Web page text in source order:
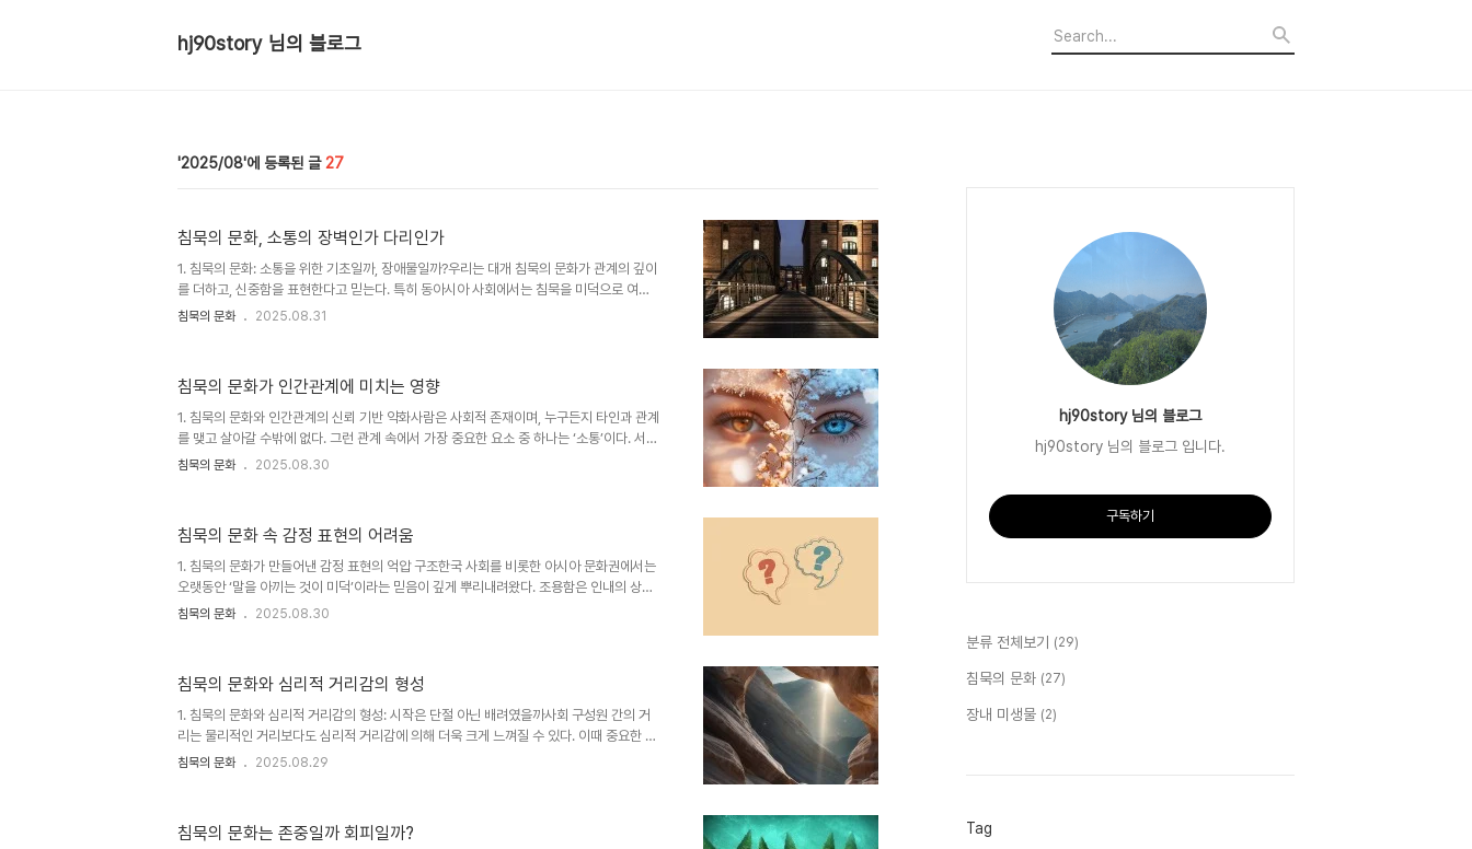
hj90story 님의 블로그
2025/08 27
침묵의 문화, 소통의 장벽인가 다리인가
1. 침묵의 문화: 소통을 위한 기초일까, 장애물일까?우리는 대개 침묵의 문화가 관계의 깊이
를 더하고, 신중함을 표현한다고 믿는다. 특히 동아시아 사회에서는 침묵을 미덕으로 여기
며, 감정을 억누르는 것이 성숙한 행동이라고 간주되는 경우가 많다. 예를 들어, 한국과 일
그 지속적인 적용은 감정과 의견을 나누는 기회를 차단하게 된다. 사람들이 갈등을 피하기
위해 침묵할 때, 그들의 진짜 생각과 감정을 숨기게 된다. 이럴 경우, 서로를 이해하는..
침묵의 문화 2025.08.31
침묵의 문화가 인간관계에 미치는 영향
1. 침묵의 문화와 인간관계의 신뢰 기반 약화사람은 사회적 존재이며, 누구든지 타인과 관계
를 맺고 살아갈 수밖에 없다. 그런 관계 속에서 가장 중요한 요소 중 하나는 ‘소통’이다. 서로
의 마음을 주고받고, 상황을 이해하며, 감정을 나누는 것은 단순한 정보 교환을 넘어서는 관
들은 자연스럽게 의심하게 되고 방어적인 태도를 취하게 된다. 침묵은 서로를 이해하는 기
회를 빼앗는다. 대화가 단절된 관계에서는 오해가 쌓이기 쉽고, 그 오해는 결국 감정의 골..
침묵의 문화 2025.08.30
침묵의 문화 속 감정 표현의 어려움
1. 침묵의 문화가 만들어낸 감정 표현의 억압 구조한국 사회를 비롯한 아시아 문화권에서는
오랫동안 ‘말을 아끼는 것이 미덕’이라는 믿음이 깊게 뿌리내려왔다. 조용함은 인내의 상징
으로 여겨졌고, 말을 많이 하는 사람은 가볍게 여겨지는 경우도 있었다. 이러한 정서 속에서
관계의 진정성은 깊이를 잃어간다. 특히 감정 표현은 인간관계의 본질적인 기반이며, 감정
을 나누는 과정에서 우리는 서로를 이해하고 공감하는 힘을 키워간다. 그러나 감정을 말하..
침묵의 문화 2025.08.30
침묵의 문화와 심리적 거리감의 형성
1. 침묵의 문화와 심리적 거리감의 형성: 시작은 단절 아닌 배려였을까사회 구성원 간의 거
리는 물리적인 거리보다도 심리적 거리감에 의해 더욱 크게 느껴질 수 있다. 이때 중요한 문
화적 요소 중 하나가 바로 **‘침묵의 문화’**이다. 우리는 흔히 말을 아끼는 사람을 신중한
며, 오히려 심리적 거리를 넓히는 결과를 낳고 있다. 처음에는 배려로 시작된 침묵이, 시간
침묵의 문화 2025.08.29
침묵의 문화는 존중일까 회피일까?
hj90story 님의 블로그
hj90story 님의 블로그 입니다.
구독하기
분류 전체보기 (29)
침묵의 문화 (27)
장내 미생물 (2)
Tag